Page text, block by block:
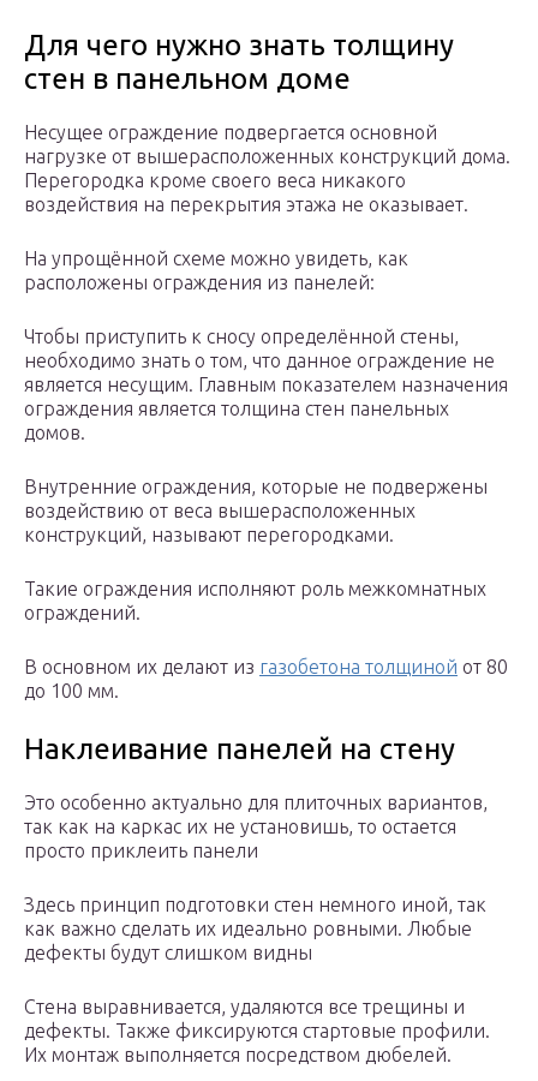
Для чего нужно знать толщину
стен в панельном доме
Несущее ограждение подвергается основной
нагрузке от вышерасположенных конструкций дома.
Перегородка кроме своего веса никакого
воздействия на перекрытия этажа не оказывает.
На упрощённой схеме можно увидеть, как
расположены ограждения из панелей:
Чтобы приступить к сносу определённой стены,
необходимо знать о том, что данное ограждение не
является несущим. Главным показателем назначения
ограждения является толщина стен панельных
домов.
Внутренние ограждения, которые не подвержены
воздействию от веса вышерасположенных
конструкций, называют перегородками.
Такие ограждения исполняют роль межкомнатных
ограждений.
В основном их делают из газобетона толщиной от 80
до 100 мм.
Наклеивание панелей на стену
Это особенно актуально для плиточных вариантов,
так как на каркас их не установишь, то остается
просто приклеить панели
Здесь принцип подготовки стен немного иной, так
как важно сделать их идеально ровными. Любые
дефекты будут слишком видны
Стена выравнивается, удаляются все трещины и
дефекты. Также фиксируются стартовые профили.
Их монтаж выполняется посредством дюбелей.